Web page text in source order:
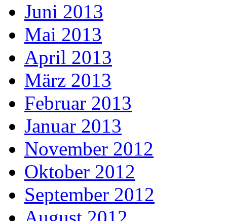
Juni 2013
Mai 2013
April 2013
März 2013
Februar 2013
Januar 2013
November 2012
Oktober 2012
September 2012